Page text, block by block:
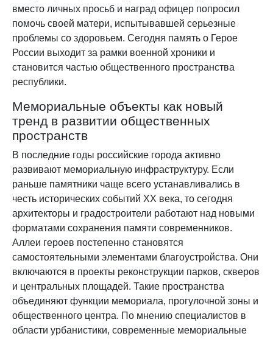
вместо личных просьб и наград офицер попросил
помочь своей матери, испытывавшей серьезные
проблемы со здоровьем. Сегодня память о Герое
России выходит за рамки военной хроники и
становится частью общественного пространства
республики.
Мемориальные объекты как новый
тренд в развитии общественных
пространств
В последние годы российские города активно
развивают мемориальную инфраструктуру. Если
раньше памятники чаще всего устанавливались в
честь исторических событий XX века, то сегодня
архитекторы и градостроители работают над новыми
форматами сохранения памяти современников.
Аллеи героев постепенно становятся
самостоятельными элементами благоустройства. Они
включаются в проекты реконструкции парков, скверов
и центральных площадей. Такие пространства
объединяют функции мемориала, прогулочной зоны и
общественного центра. По мнению специалистов в
области урбанистики, современные мемориальные